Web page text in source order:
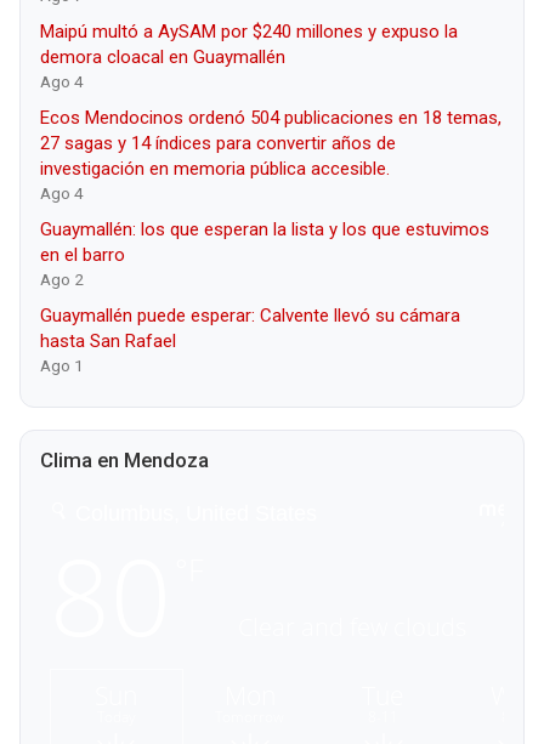
Maipú multó a AySAM por $240 millones y expuso la
demora cloacal en Guaymallén
Ago 4
Ecos Mendocinos ordenó 504 publicaciones en 18 temas,
27 sagas y 14 índices para convertir años de
investigación en memoria pública accesible.
Ago 4
Guaymallén: los que esperan la lista y los que estuvimos
en el barro
Ago 2
Guaymallén puede esperar: Calvente llevó su cámara
hasta San Rafael
Ago 1
Clima en Mendoza